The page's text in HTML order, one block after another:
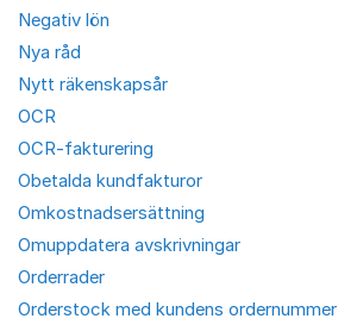
Negativ lön
Nya råd
Nytt räkenskapsår
OCR
OCR-fakturering
Obetalda kundfakturor
Omkostnadsersättning
Omuppdatera avskrivningar
Orderrader
Orderstock med kundens ordernummer